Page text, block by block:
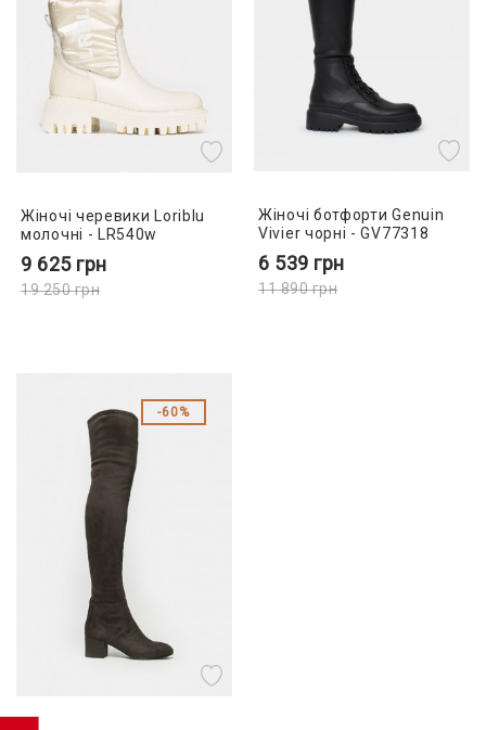
Жіночі черевики Loriblu
молочні - LR540w
9 625 грн
19 250грн
Жіночі ботфорти Genuin
Vivier чорні - GV77318
6 539 грн
11 890грн
60%